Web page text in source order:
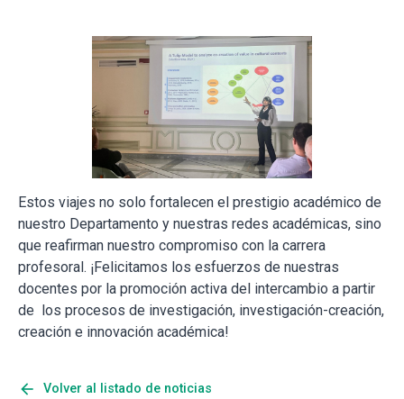
Estos viajes no solo fortalecen el prestigio académico de
nuestro Departamento y nuestras redes académicas, sino
que reafirman nuestro compromiso con la carrera
profesoral. ¡Felicitamos los esfuerzos de nuestras
docentes por la promoción activa del intercambio a partir
de los procesos de investigación, investigación-creación,
creación e innovación académica!
arrow_back Volver al listado de noticias